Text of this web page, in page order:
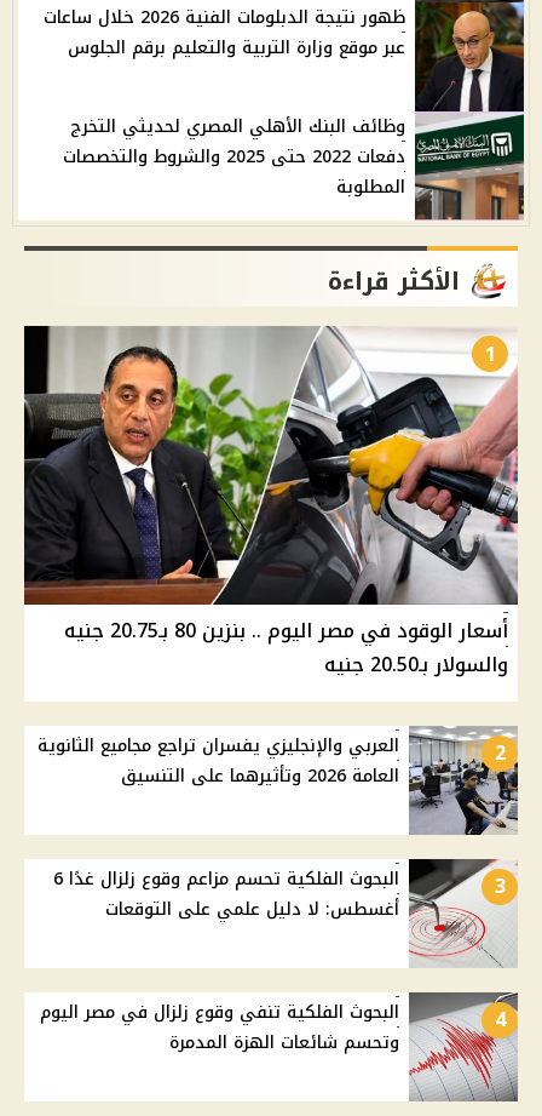
ظهور نتيجة الدبلومات الفنية 2026 خلال ساعات
عبر موقع وزارة التربية والتعليم برقم الجلوس
وظائف البنك الأهلي المصري لحديثي التخرج
دفعات 2022 حتى 2025 والشروط والتخصصات
المطلوبة
الأكثر قراءة
1
أسعار الوقود في مصر اليوم .. بنزين 80 بـ20.75 جنيه
والسولار بـ20.50 جنيه
2
العربي والإنجليزي يفسران تراجع مجاميع الثانوية
العامة 2026 وتأثيرهما على التنسيق
3
البحوث الفلكية تحسم مزاعم وقوع زلزال غدًا 6
أغسطس: لا دليل علمي على التوقعات
4
البحوث الفلكية تنفي وقوع زلزال في مصر اليوم
وتحسم شائعات الهزة المدمرة